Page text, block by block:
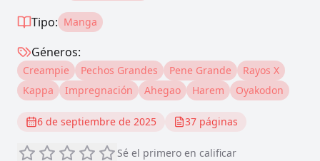
Tipo: Manga
Géneros:
Creampie Pechos Grandes Pene Grande
Rayos X
Kappa
Impregnación Ahegao Harem Oyakodon
6 de septiembre de 2025 37 páginas
Sé el primero en calificar